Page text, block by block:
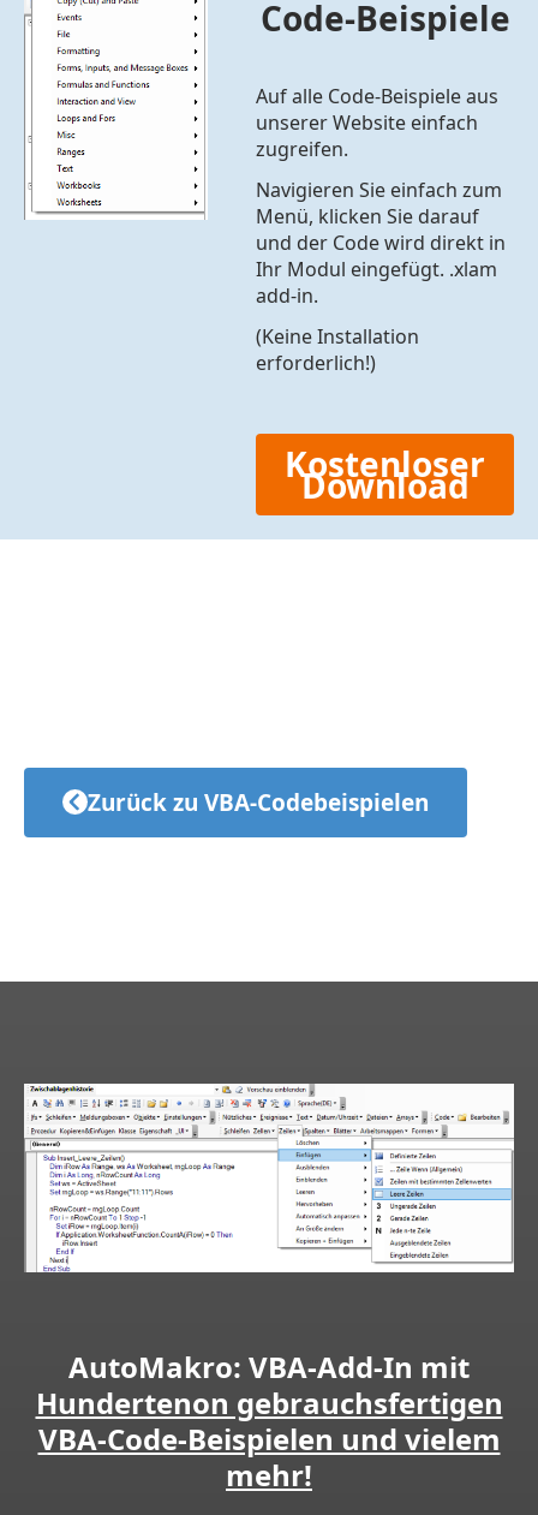
Code-Beispiele
Auf alle Code-Beispiele aus
unserer Website einfach
zugreifen.
Navigieren Sie einfach zum
Menü, klicken Sie darauf
und der Code wird direkt in
Ihr Modul eingefügt. .xlam
add-in.
(Keine Installation
erforderlich!)
Kostenloser
Download
Zurück zu VBA-Codebeispielen
AutoMakro: VBA-Add-In mit
Hundertenon gebrauchsfertigen
VBA-Code-Beispielen und vielem
mehr!